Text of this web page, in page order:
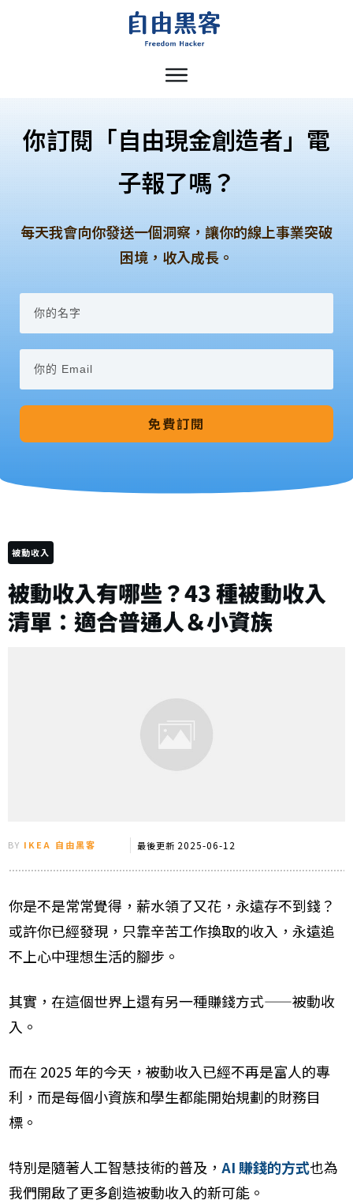
你訂閱「自由現金創造者」電
子報了嗎？
每天我會向你發送一個洞察，讓你的線上事業突破
困境，收入成長。
免費訂閱
被動收入
被動收入有哪些？43 種被動收入
清單：適合普通人＆小資族
BY IKEA 自由黑客 最後更新2025-06-12
你是不是常常覺得，薪水領了又花，永遠存不到錢？
或許你已經發現，只靠辛苦工作換取的收入，永遠追
不上心中理想生活的腳步。
其實，在這個世界上還有另一種賺錢方式——被動收
入。
而在 2025 年的今天，被動收入已經不再是富人的專
利，而是每個小資族和學生都能開始規劃的財務目
標。
特別是隨著人工智慧技術的普及， AI 賺錢的方式也為
我們開啟了更多創造被動收入的新可能。